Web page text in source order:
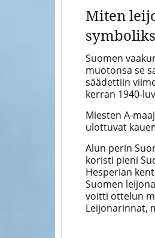
Miten
Suomen
muotonsa se
säädettiin
kerran 1940-
Miesten A-
ulottuvat
Alun perin
koristi pieni
Hesperian
Suomen
voitti ottelun
Leijonarinnat,